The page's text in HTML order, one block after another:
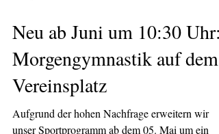
28. Apr. 1 Min. Lesezeit
Neu ab Juni um 10:30 Uhr:
Morgengymnastik auf dem
Vereinsplatz